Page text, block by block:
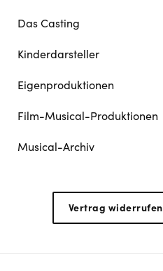
Das Casting
Kinderdarsteller
Eigenproduktionen
Film-Musical-Produktionen
Musical-Archiv
Vertrag widerrufen